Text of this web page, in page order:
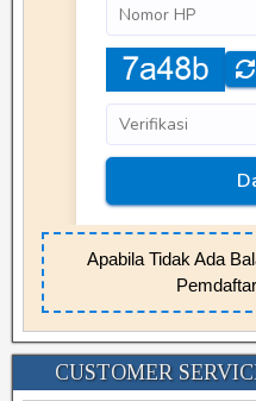
Apabila Tidak Ada
CUSTOMER